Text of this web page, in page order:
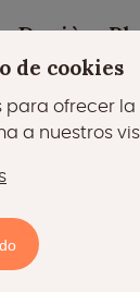
Davière
de cookies
para ofrecer
a nuestros